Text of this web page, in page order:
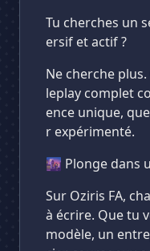
Tu cherches un
ersif et actif ?
Ne cherche
leplay complet
ence unique,
r expérimenté.
🌆 Plonge dans
Sur Oziris FA,
à écrire. Que tu
modèle, un